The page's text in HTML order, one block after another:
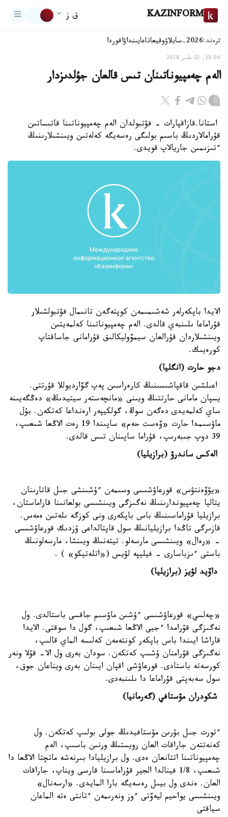
KAZINFORM ق ز
ترەند:2026-سايلاۋ وقيعاتاعايىنداۋاقوردا
18:04, 22 مامىر 2018
الەم چەمپيوناتىنان تىس قالعان جۇلدىزدار
استانا.قازاقپارات - فۋتبولدان الەم چەمپيوناتىنا قاتىساتىن
قۇرامالاردىڭ باسىم بولىگى رەسەيگە كەلەتىن ويىنشىلارىنىڭ
ءتىزىمىن جاريالاپ قويدى.
الايدا باپكەرلەر شەشىمىمەن كوپتەگەن تانىمال فۋتبولشىلار
قۇراماعا ىلىنبەي قالدى. الەم چەمپيوناتىنا كەلمەيتىن
ويىنشىلاردان قۇرالعان سيمۆوليكالىق قۇرامانى جاساقتاپ
كورەيىك.
دجو حارت (انگليا)
اعىلشىن قاقپاشىسىنىڭ كارەراسىن پەپ گۆارديوللا قۇرتتى.
يسپان مامانى حارتتىڭ ويىنى «مانچەستەر سيتيدىڭ» دەڭگەيىنە
ساي كەلمەيدى دەگەن سوڭ، گولكيپەر ارەنداعا كەتكەن. بۇل
ماۋسىمدا حارت «ۆەست حەم» ساپىندا 19 رەت الاڭعا شىعىپ،
39 دوپ جىبەرىپ، قۇراما ساپىنان تىس قالدى.
الەكس ساندرۋ (برازيليا)
«يۋۆەنتۋس» قورعاۋشىسى وسىمەن ءۇشىنشى جىل قاتارىنان
يتاليا چەمپيوندارىنىڭ نەگىزگى ويىنشىسى بولعانىنا قاراماستان،
برازيليا قۇراماسىنىڭ باس باپكەرى ونى كوزگە ىلەتىن ەمەس.
قازىرگى تاڭدا برازيليانىڭ سول قاپتالداعى ۇزدىك قورعاۋشىسى
- «رەال» ويىنشىسى مارسەلو. تيتەنىڭ ويىنشا، مارسەلونىڭ
باستى ءىزباسارى - فيليپە لۋيس («اتلەتيكو» ) .
داۆيد لۋيز (برازيليا)
«چەلسي» قورعاۋشىسى ءۇشىن ماۋسىم جاقسى باستالدى. ول
نەگىزگى قۇرامدا ءجيى الاڭعا شىعىپ، گول دا سوقتى. الايدا
قاراشا ايىندا باس باپكەر كونتەمەن كەلىسە الماي قالىپ،
نەگىزگى قۇرامنان ۇشىپ كەتكەن. سودان بەرى ول الا- قۇلا ونەر
كورسەتە باستادى. قورعاۋشى اقپان ايىنان بەرى ويناعان جوق،
سول سەبەپتى قۇراماعا دا ىلىنبەدى.
شكودران مۋستافي (گەرمانيا)
ءتورت جىل بۇرىن مۋستافيدىڭ جولى بولىپ كەتكەن. ول
كەنەتتەن جاراقات العان رويستىڭ ورنىن باسىپ، الەم
چەمپيوناتىنا اتتانعان ەدى. ول برازيليادا بىرنەشە ماتچتا الاڭعا دا
شىعىپ، 1/8 فينالدا الجير قۇراماسىنا قارسى ويناپ، جاراقات
العان. ەندى ول بيىل رەسەيگە بارا المايدى. «ارسەنال»
ويىنشىسى يواحيم ليەۆتى ءوز ونەرىمەن ءتانتى ەتە الماعان
سياقتى